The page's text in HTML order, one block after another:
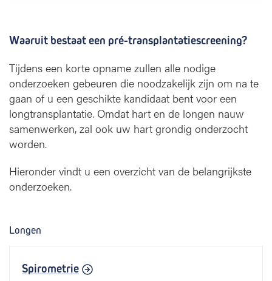
Waaruit bestaat een pré-transplantatiescreening?
Tijdens een korte opname zullen alle nodige
onderzoeken gebeuren die noodzakelijk zijn om na te
gaan of u een geschikte kandidaat bent voor een
longtransplantatie. Omdat hart en de longen nauw
samenwerken, zal ook uw hart grondig onderzocht
worden.
Hieronder vindt u een overzicht van de belangrijkste
onderzoeken.
Longen
Spirometrie